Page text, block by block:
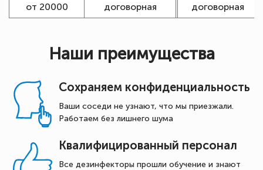
от 20000
договорная договорная
Наши преимущества
Сохраняем конфиденциальность
Ваши соседи не узнают, что мы приезжали.
Работаем без лишнего шума
Квалифицированный персонал
Все дезинфекторы прошли обучение и знают